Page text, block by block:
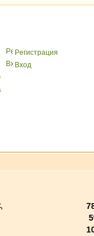
Peгиcтрaция
Вхoд